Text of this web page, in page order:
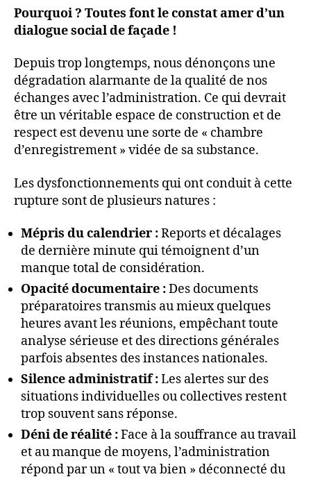
Pourquoi ? Toutes font le constat amer d’un
dialogue social de façade !
Depuis trop longtemps, nous dénonçons une
dégradation alarmante de la qualité de nos
échanges avec l’administration. Ce qui devrait
être un véritable espace de construction et de
respect est devenu une sorte de « chambre
d’enregistrement » vidée de sa substance.
Les dysfonctionnements qui ont conduit à cette
rupture sont de plusieurs natures :
Mépris du calendrier :Reports et décalages
de dernière minute qui témoignent d’un
manque total de considération.
Opacité documentaire :Des documents
préparatoires transmis au mieux quelques
heures avant les réunions, empêchant toute
analyse sérieuse et des directions générales
parfois absentes des instances nationales.
Silence administratif :Les alertes sur des
situations individuelles ou collectives restent
trop souvent sans réponse.
Déni de réalité :Face à la souffrance au travail
et au manque de moyens, l’administration
répond par un « tout va bien » déconnecté du